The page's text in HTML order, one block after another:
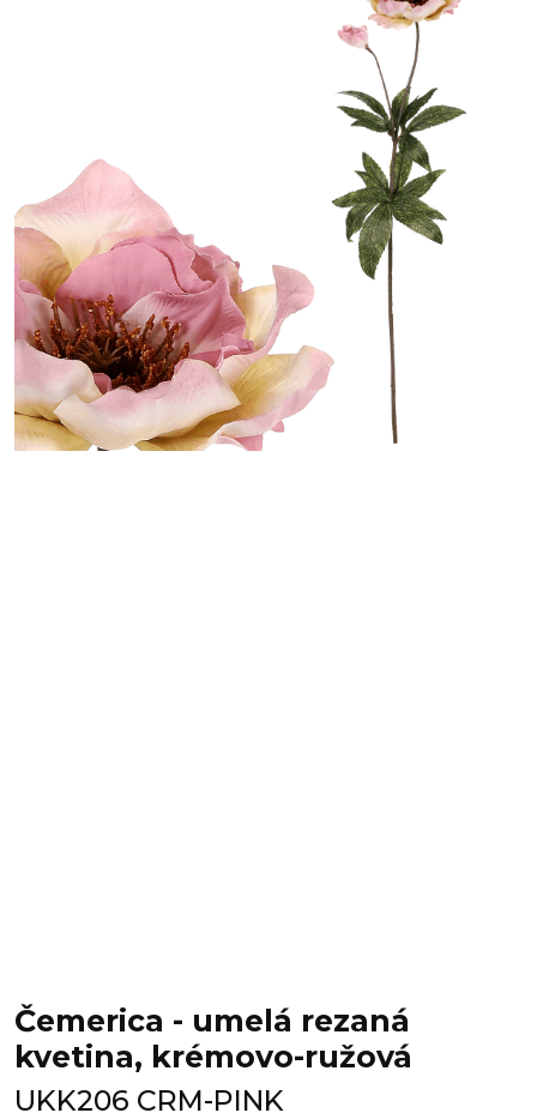
Čemerica - umelá rezaná
kvetina, krémovo-ružová
UKK206 CRM-PINK